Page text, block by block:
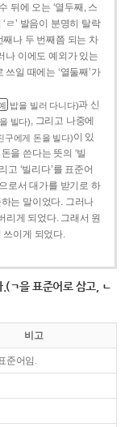
뒤에 오는 ‘열두째, 스
ㄹ’ 발음이 분명히 탈락
나 두 번째쯤 되는 차
나 이에도 예외가 있는
쓰일 때에는 ‘열둘째’가
밥을 빌러 다니다)과 신
빌다), 그리고 나중에
구에게 돈을 빌다)이 있
을 쓴다는 뜻의 ‘빌
고 ‘빌리다’를 표준어
로서 대가를 받기로 하
는 말이었다. 그러나
리게 되었다. 그래서 원
쓰이게 되었다.
ㄱ을 표준어로 삼고, ㄴ
비고
준어임.